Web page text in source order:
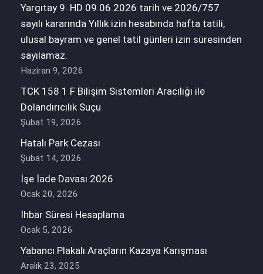
Yargıtay 9. HD 09.06.2026 tarih ve 2026/757
sayılı kararında Yıllık izin hesabında hafta tatili,
ulusal bayram ve genel tatil günleri izin süresinden
sayılamaz.
Haziran 9, 2026
TCK 158 1 F Bilişim Sistemleri Aracılığı ile
Dolandırıcılık Suçu
Şubat 19, 2026
Hatalı Park Cezası
Şubat 14, 2026
İşe İade Davası 2026
Ocak 20, 2026
İhbar Süresi Hesaplama
Ocak 5, 2026
Yabancı Plakalı Araçların Kazaya Karışması
Aralık 23, 2025